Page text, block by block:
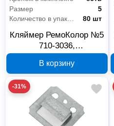
Размер
5
Количество в упаковке
80 шт
Кляймер РемоКолор №5
710-3036,
гвоздями, 80 шт
В корзину
-31%